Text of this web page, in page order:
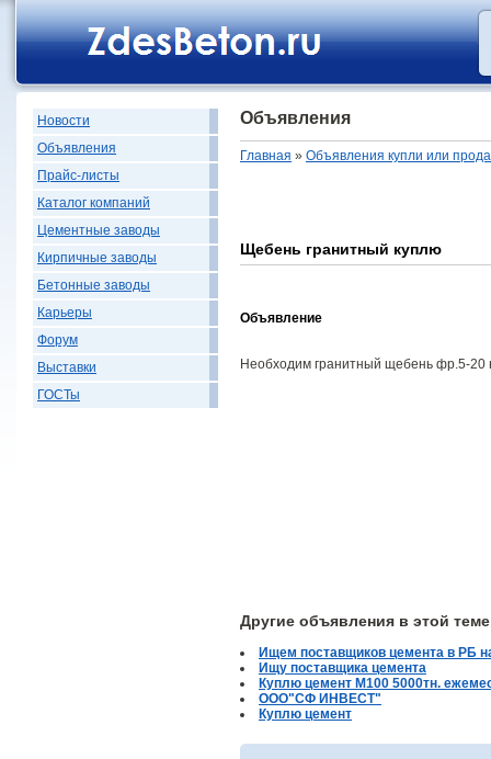
Новости
Объявления
Прайс-листы
Каталог компаний
Цементные заводы
Кирпичные заводы
Бетонные заводы
Карьеры
Форум
Выставки
ГОСТы
Объявления
Главная » Объявления купли или
Щебень гранитный куплю
Объявление
Необходим гранитный щебень фр.5-
Другие объявления в этой теме
Ищем поставщиков цемента в РБ
Ищу поставщика цемента
Куплю цемент М100 5000тн.
ООО"СФ ИНВЕСТ"
Куплю цемент